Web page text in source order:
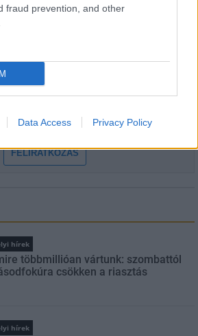
fraud prevention, and other
Data Access Privacy Policy
FELIRATKOZÁS
hírek
többmillióan vártunk: szombattól
csökken a riasztás
hírek